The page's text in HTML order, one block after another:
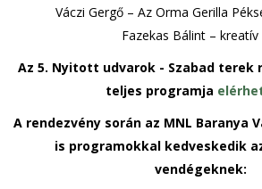
Váczi Gergő – Az Orma Gerilla
Fazekas Bálint – kreatív
Az 5. Nyitott udvarok - Szabad terek
teljes programja
A rendezvény során az MNL Baranya
is programokkal kedveskedik
vendégeknek: